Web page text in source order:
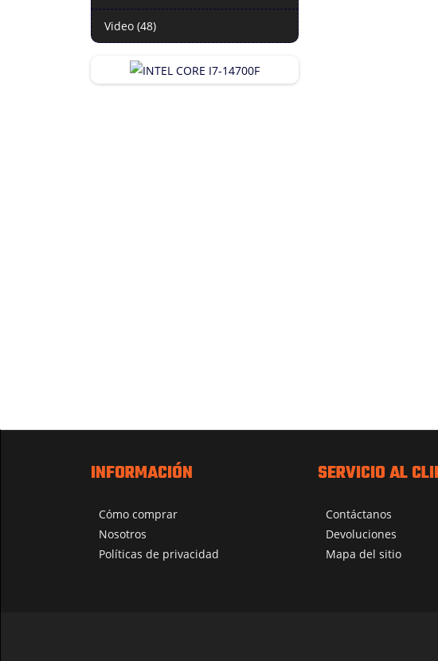
Video (48)
INFORMACIÓN
Cómo comprar
Nosotros
Políticas de privacidad
SERVICIO AL
Contáctanos
Devoluciones
Mapa del sitio